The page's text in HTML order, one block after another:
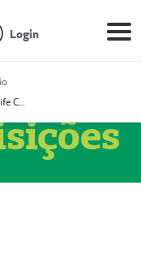
Login
Prestador Medlife Consultas e Diagnósticos (51004334-2)